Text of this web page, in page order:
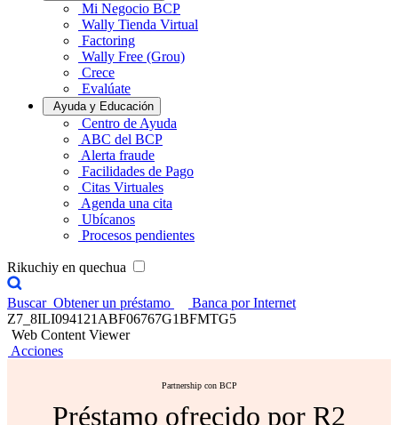
Mi Negocio BCP
Wally Tienda Virtual
Factoring
Wally Free (Grou)
Crece
Evalúate
Ayuda y Educación
Centro de Ayuda
ABC del BCP
Alerta fraude
Facilidades de Pago
Citas Virtuales
Agenda una cita
Ubícanos
Procesos pendientes
Rikuchiy en quechua
Buscar Obtener un préstamo
Banca por Internet
Z7_8ILI094121ABF06767G1BFMTG5
Web Content Viewer
Acciones
Partnership con BCP
Préstamo ofrecido por R2